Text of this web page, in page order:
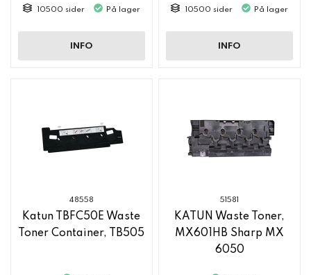
10500 sider På lager
INFO
10500 sider På lager
INFO
48558
Katun TBFC50E Waste
Toner Container, TB505
51581
KATUN Waste Toner,
MX601HB Sharp MX
6050